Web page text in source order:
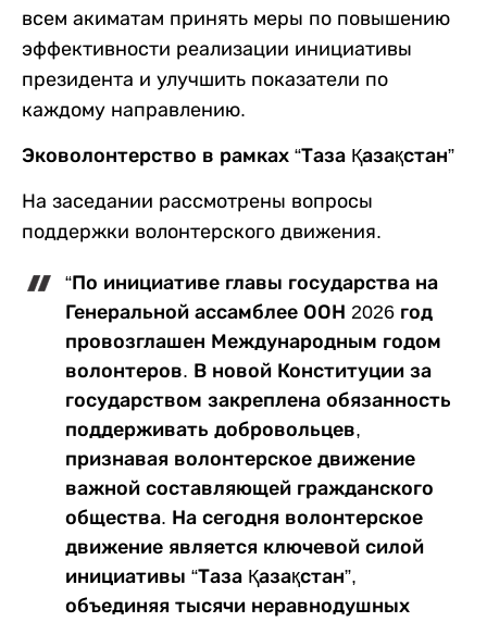
всем акиматам принять меры по повышению
эффективности реализации инициативы
президента и улучшить показатели по
каждому направлению.
Эковолонтерство в рамках “Таза Қазақстан”
На заседании рассмотрены вопросы
поддержки волонтерского движения.
“По инициативе главы государства на
Генеральной ассамблее ООН 2026 год
провозглашен Международным годом
волонтеров. В новой Конституции за
государством закреплена обязанность
поддерживать добровольцев,
признавая волонтерское движение
важной составляющей гражданского
общества. На сегодня волонтерское
движение является ключевой силой
инициативы “Таза Қазақстан”,
объединяя тысячи неравнодушных